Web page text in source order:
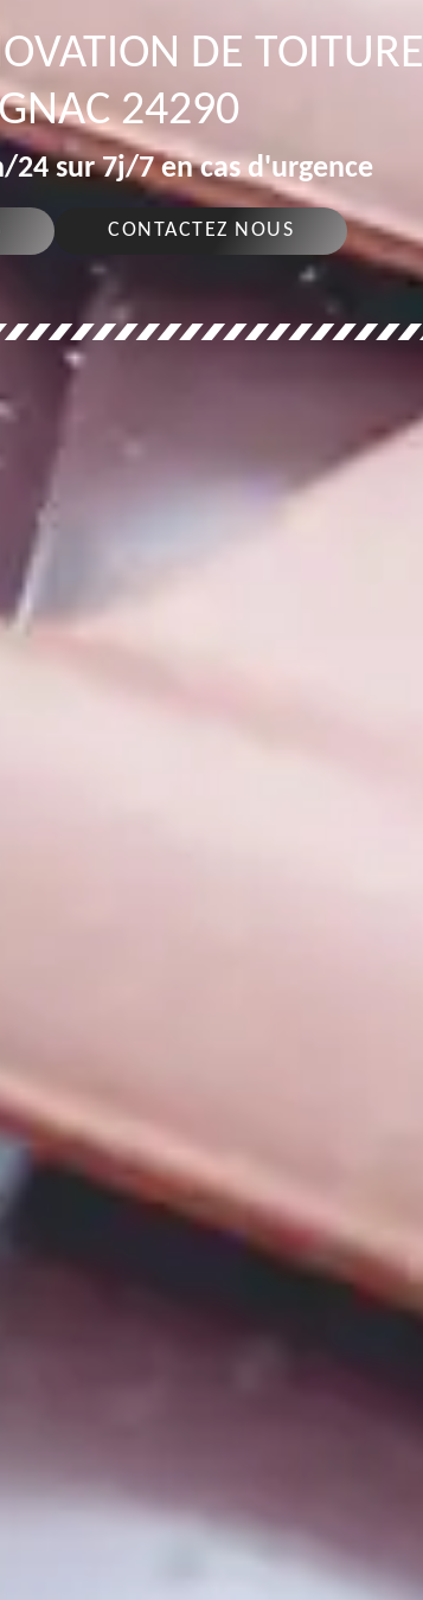
DE TOITURE
24290
24 sur 7j/7 en cas d'urgence
CONTACTEZ NOUS